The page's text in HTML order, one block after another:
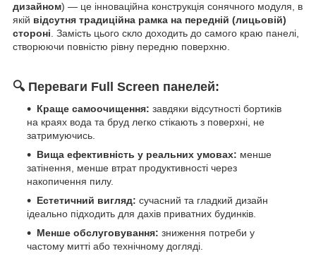
дизайном) — це інноваційна конструкція сонячного модуля, в
якій відсутня традиційна рамка на передній (лицьовій)
стороні . Замість цього скло доходить до самого краю панелі,
створюючи повністю рівну передню поверхню.
🔍 Переваги Full Screen панелей:
Краще самоочищення: завдяки відсутності бортиків
на краях вода та бруд легко стікають з поверхні, не
затримуючись.
Вища ефективність у реальних умовах: менше
затінення, менше втрат продуктивності через
накопичення пилу.
Естетичний вигляд: сучасний та гладкий дизайн
ідеально підходить для дахів приватних будинків.
Менше обслуговування: зниження потреби у
частому митті або технічному догляді.